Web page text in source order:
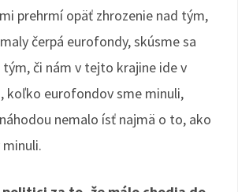
prehrmí opäť zhrozenie nad tým,
čerpá eurofondy, skúsme sa
či nám v tejto krajine ide v
koľko eurofondov sme minuli,
nemalo ísť najmä o to, ako